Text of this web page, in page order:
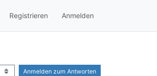
Registrieren Anmelden
Anmelden zum Antworten